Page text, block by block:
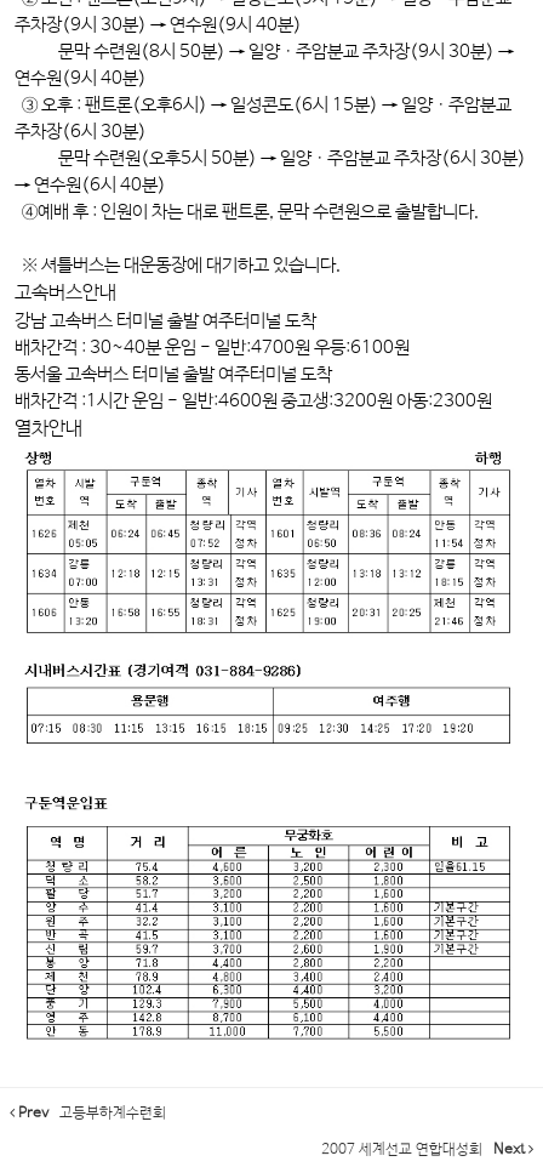
주차장(9시 30분) → 연수원(9시 40분)
문막 수련원(8시 50분) → 일양ㆍ주암분교 주차장(9시 30분) →
연수원(9시 40분)
③ 오후 : 팬트론(오후6시) → 일성콘도(6시 15분) → 일양ㆍ주암분교
주차장(6시 30분)
문막 수련원(오후5시 50분) → 일양ㆍ주암분교 주차장(6시 30분)
→ 연수원(6시 40분)
④예배 후 : 인원이 차는 대로 팬트론, 문막 수련원으로 출발합니다.
※ 셔틀버스는 대운동장에 대기하고 있습니다.
고속버스안내
강남 고속버스 터미널 출발 여주터미널 도착
배차간격 : 30~40분 운임 - 일반:4700원 우등:6100원
동서울 고속버스 터미널 출발 여주터미널 도착
배차간격 :1시간 운임 - 일반:4600원 중고생:3200원 아동:2300원
열차안내
Prev 고등부하계수련회
2007 세계선교 연합대성회 Next